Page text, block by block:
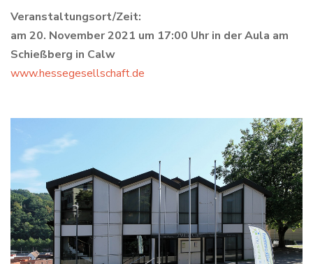
Veranstaltungsort/Zeit:
am 20. November 2021 um 17:00 Uhr in der Aula am
Schießberg in Calw
www.hessegesellschaft.de